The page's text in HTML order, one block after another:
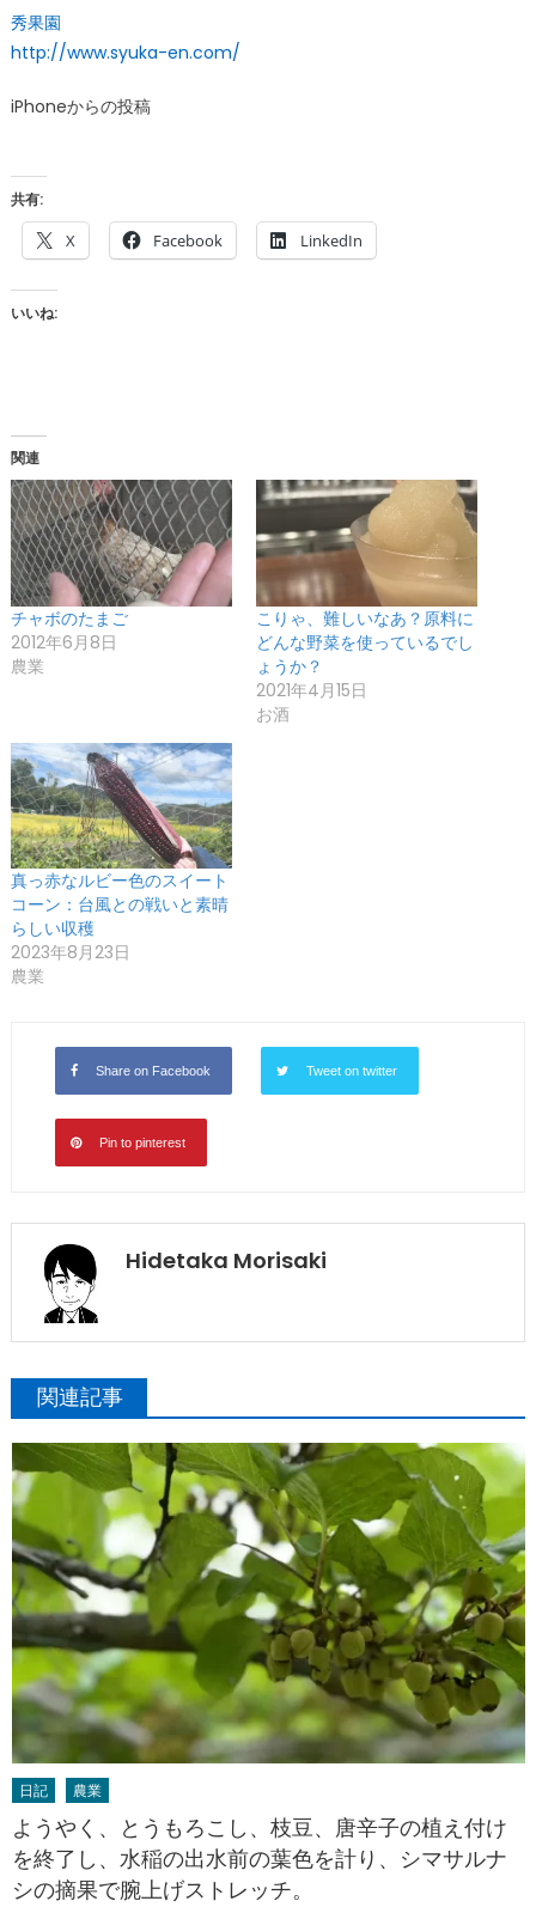
秀果園
http://www.syuka-en.com/
iPhoneからの投稿
共有:
X Facebook LinkedIn
いいね:
関連
チャボのたまご
2012年6月8日
農業
こりゃ、難しいなあ？原料に
どんな野菜を使っているでし
ょうか？
2021年4月15日
お酒
真っ赤なルビー色のスイート
コーン：台風との戦いと素晴
らしい収穫
2023年8月23日
農業
Share on Facebook Tweet on twitter
Pin to pinterest
Hidetaka Morisaki
関連記事
日記 農業
ようやく、とうもろこし、枝豆、唐辛子の植え付け
を終了し、水稲の出水前の葉色を計り、シマサルナ
シの摘果で腕上げストレッチ。